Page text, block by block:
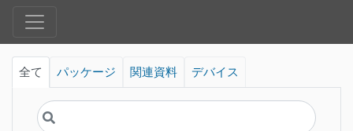
全て パッケージ 関連資料 デバイス